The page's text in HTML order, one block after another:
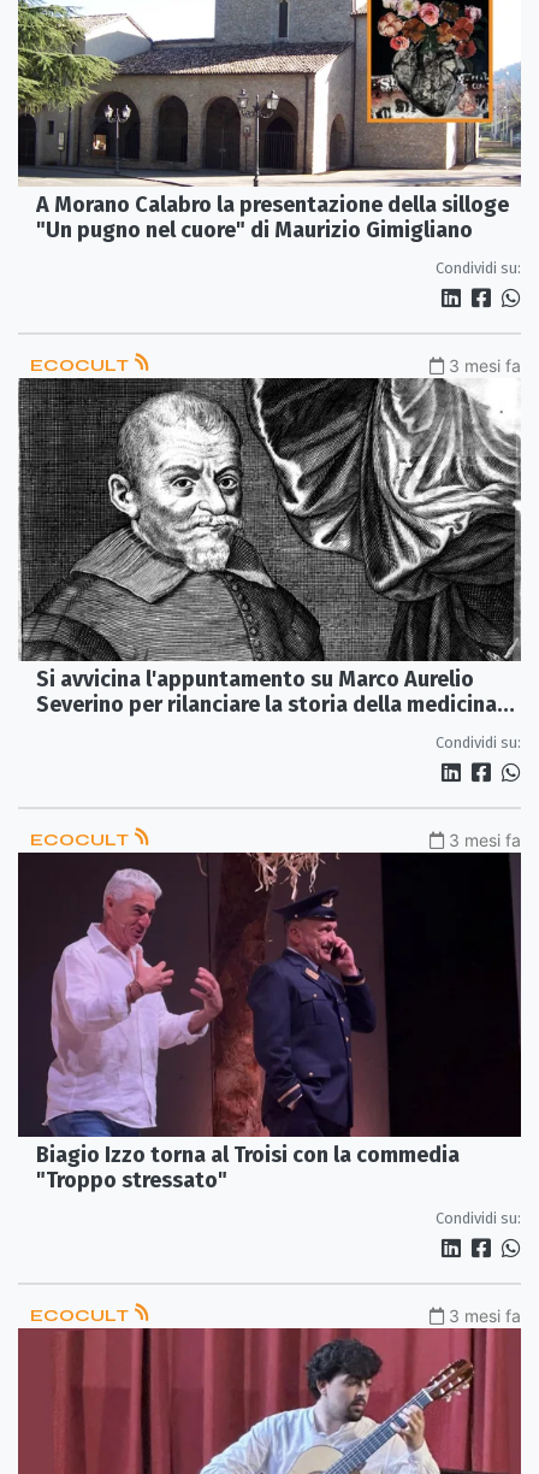
A Morano Calabro la presentazione della silloge
"Un pugno nel cuore" di Maurizio Gimigliano
Condividi su:
ECOCULT 3 mesi fa
Si avvicina l'appuntamento su Marco Aurelio
Severino per rilanciare la storia della medicina
Condividi su:
ECOCULT 3 mesi fa
Biagio Izzo torna al Troisi con la commedia
"Troppo stressato"
Condividi su:
ECOCULT 3 mesi fa